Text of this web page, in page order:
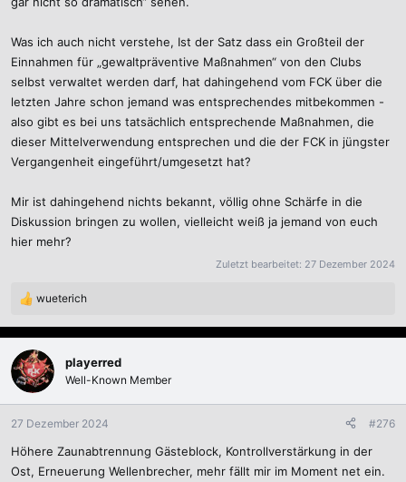
Was ich auch nicht verstehe, Ist der Satz dass ein Großteil der
Einnahmen für „gewaltpräventive Maßnahmen“ von den Clubs
selbst verwaltet werden darf, hat dahingehend vom FCK über die
letzten Jahre schon jemand was entsprechendes mitbekommen -
also gibt es bei uns tatsächlich entsprechende Maßnahmen, die
dieser Mittelverwendung entsprechen und die der FCK in jüngster
Vergangenheit eingeführt/umgesetzt hat?
Mir ist dahingehend nichts bekannt, völlig ohne Schärfe in die
Diskussion bringen zu wollen, vielleicht weiß ja jemand von euch
hier mehr?
Zuletzt bearbeitet: 27 Dezember 2024
R
a
k
t
i
o
n
n
:
wueterich
playerred
Well-Known Member
27 Dezember 2024 #276
Höhere Zaunabtrennung Gästeblock, Kontrollverstärkung in der
Ost, Erneuerung Wellenbrecher, mehr fällt mir im Moment net ein.